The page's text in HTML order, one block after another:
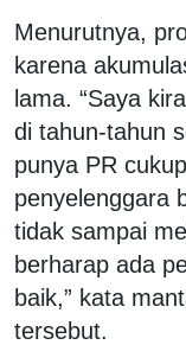
Menurutnya,
karena
lama. “Saya
di tahun-tahun
punya PR
penyelenggara
tidak sampai
berharap ada
baik,” kata
tersebut.